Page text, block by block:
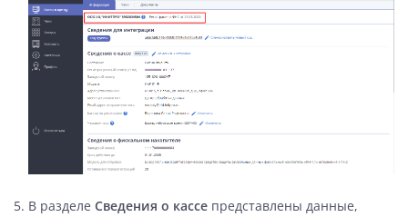
В разделе Сведения о кассе представлены данные,